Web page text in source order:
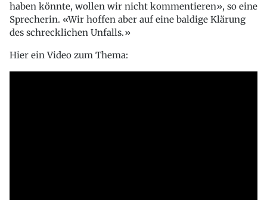
haben könnte, wollen wir nicht kommentieren», so eine
Sprecherin. «Wir hoffen aber auf eine baldige Klärung
des schrecklichen Unfalls.»
Hier ein Video zum Thema: